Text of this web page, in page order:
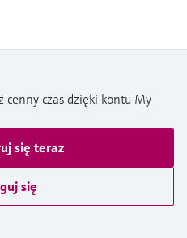
cenny czas dzięki kontu My
się teraz
się